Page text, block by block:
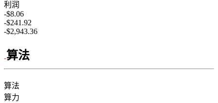
利润
-$8.06
-$241.92
-$2,943.36
算法
算法
算力